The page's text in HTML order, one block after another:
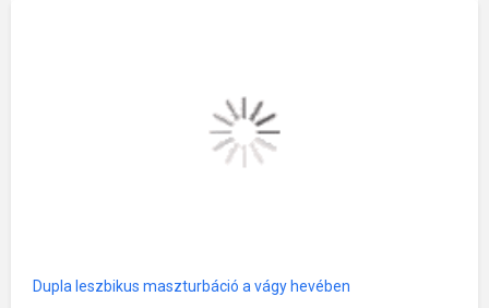
Dupla leszbikus maszturbáció a vágy hevében